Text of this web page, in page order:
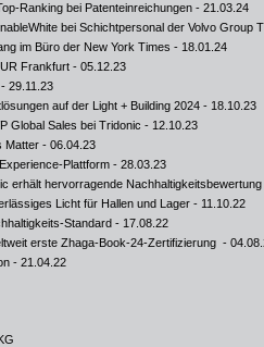
Ranking bei Patenteinreichungen - 21.03.24
bei Schichtpersonal der Volvo Group
im Büro der New York Times - 18.01.24
Frankfurt - 05.12.23
- 29.11.23
auf der Light + Building 2024 - 18.10.23
Global Sales bei Tridonic - 12.10.23
Matter - 06.04.23
Plattform - 28.03.23
erhält hervorragende Nachhaltigkeitsbewertung
Licht für Hallen und Lager - 11.10.22
Standard - 17.08.22
erste Zhaga-Book-24-Zertifizierung -
- 21.04.22